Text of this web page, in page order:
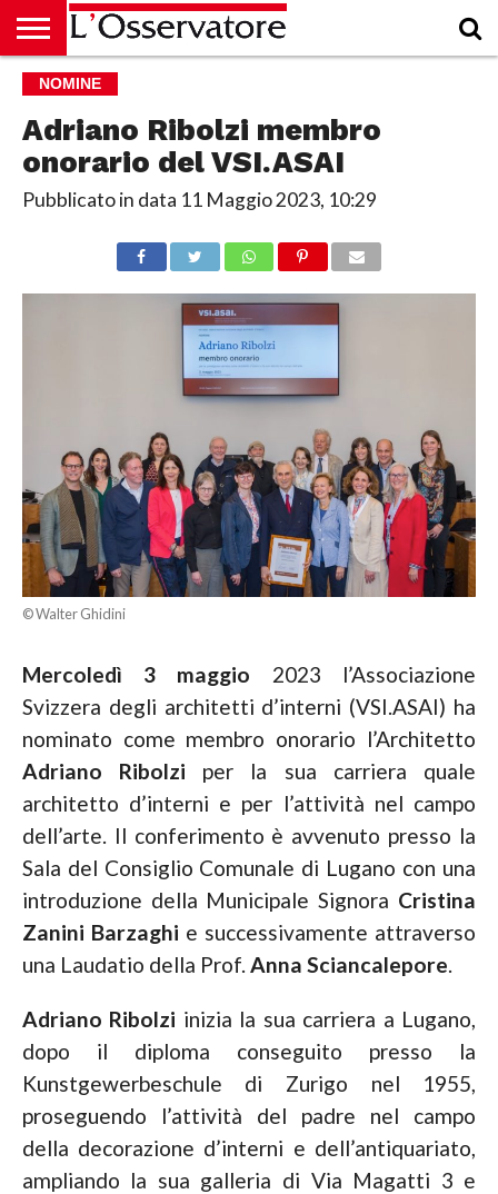
HOME
CULTURA
ECONOMIA
RUBRICHE
ARCHIVIO
PODCAST
ABBONAMENTO
CHI
ACCEDI
NOMINE
Adriano Ribolzi membro
onorario del VSI.ASAI
Pubblicato in data 11 Maggio 2023, 10:29
© Walter Ghidini
Mercoledì 3 maggio 2023 l’Associazione
Svizzera degli architetti d’interni (VSI.ASAI) ha
nominato come membro onorario l’Architetto
Adriano Ribolzi per la sua carriera quale
architetto d’interni e per l’attività nel campo
dell’arte. Il conferimento è avvenuto presso la
Sala del Consiglio Comunale di Lugano con una
introduzione della Municipale Signora Cristina
Zanini Barzaghi e successivamente attraverso
una Laudatio della Prof. Anna Sciancalepore
Adriano Ribolzi inizia la sua carriera a Lugano,
dopo il diploma conseguito presso la
Kunstgewerbeschule di Zurigo nel 1955,
proseguendo l’attività del padre nel campo
della decorazione d’interni e dell’antiquariato,
ampliando la sua galleria di Via Magatti 3 e